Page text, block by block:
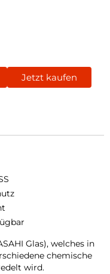
Jetzt kaufen
Glas), welches in
chemische
wird.